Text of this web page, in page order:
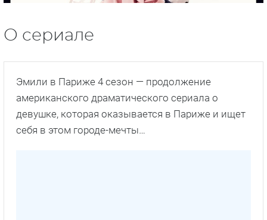
О сериале
Эмили в Париже 4 сезон — продолжение
американского драматического сериала о
девушке, которая оказывается в Париже и ищет
себя в этом городе-мечты…